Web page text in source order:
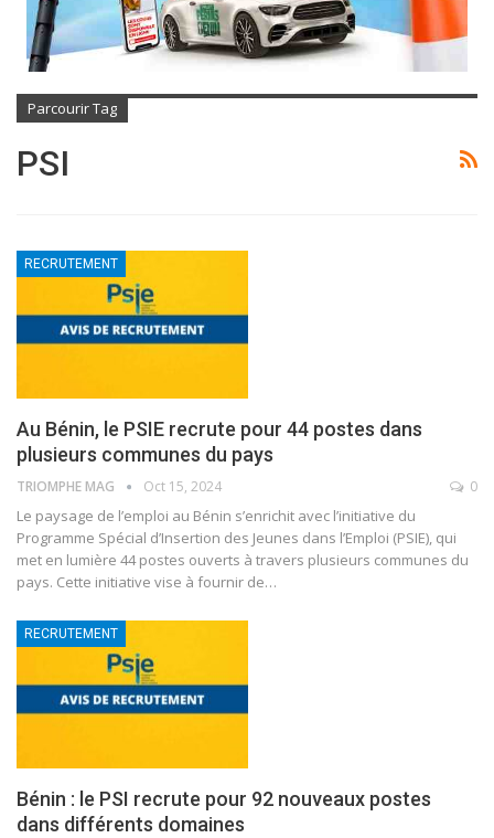
Parcourir Tag
PSI
RECRUTEMENT
Au Bénin, le PSIE recrute pour 44 postes dans
plusieurs communes du pays
TRIOMPHE MAG Oct 15, 2024 0
Le paysage de l’emploi au Bénin s’enrichit avec l’initiative du
Programme Spécial d’Insertion des Jeunes dans l’Emploi (PSIE), qui
met en lumière 44 postes ouverts à travers plusieurs communes du
pays. Cette initiative vise à fournir de…
RECRUTEMENT
Bénin : le PSI recrute pour 92 nouveaux postes
dans différents domaines